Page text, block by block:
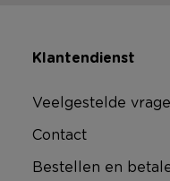
Klantendienst
Veelgestelde
Contact
Bestellen en